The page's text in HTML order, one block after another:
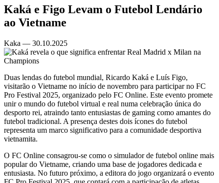
Kaká e Figo Levam o Futebol Lendário
ao Vietname
Kaka — 30.10.2025
Duas lendas do futebol mundial, Ricardo Kaká e Luís Figo,
visitarão o Vietname no início de novembro para participar no FC
Pro Festival 2025, organizado pelo FC Online. Este evento promete
unir o mundo do futebol virtual e real numa celebração única do
desporto rei, atraindo tanto entusiastas de gaming como amantes do
futebol tradicional. A presença destes dois ícones do futebol
representa um marco significativo para a comunidade desportiva
vietnamita.
O FC Online consagrou-se como o simulador de futebol online mais
popular do Vietname, criando uma base de jogadores dedicada e
entusiasta. No futuro próximo, a editora do jogo organizará o evento